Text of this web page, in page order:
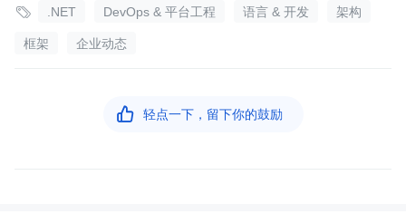
 .NET DevOps & 平台工程 语言 & 开发 架构
框架 企业动态
 轻点一下，留下你的鼓励